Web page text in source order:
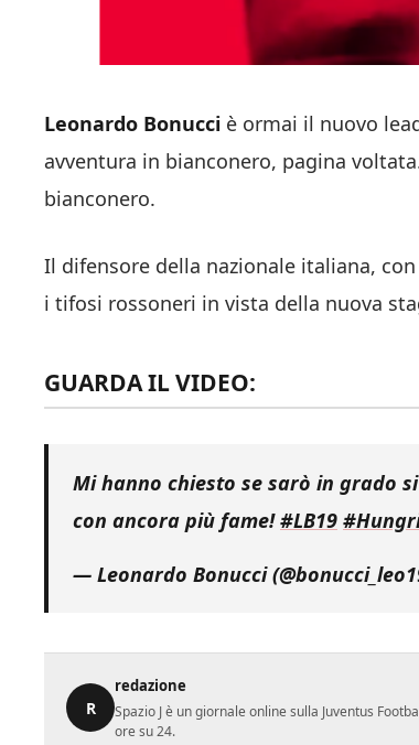
Leonardo Bonucci è ormai il nuovo
avventura in bianconero, pagina
bianconero.
Il difensore della nazionale italiana,
i tifosi rossoneri in vista della nuova
GUARDA IL VIDEO:
Mi hanno chiesto se sarò in grado
con ancora più fame!#LB19
— Leonardo Bonucci
R
redazione
Spazio J è un giornale online sulla Juventus
ore su 24.